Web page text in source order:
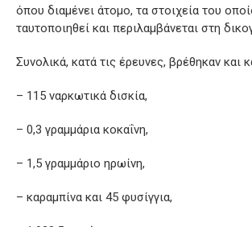
όπου διαμένει άτομο, τα στοιχεία του
ταυτοποιηθεί και περιλαμβάνεται στη
Συνολικά, κατά τις έρευνες, βρέθηκαν και
– 115 ναρκωτικά δισκία,
– 0,3 γραμμάρια κοκαΐνη,
– 1,5 γραμμάριο ηρωίνη,
– καραμπίνα και 45 φυσίγγια,